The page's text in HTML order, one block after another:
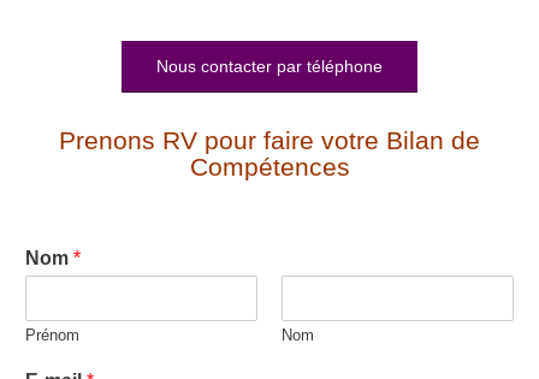
Nous contacter par téléphone
Prenons RV pour faire votre Bilan de
Compétences
Nom *
Prénom Nom